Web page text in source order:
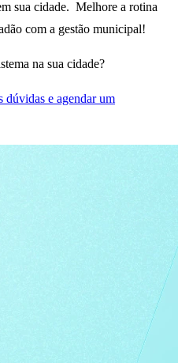
sua cidade. Melhore a rotina
com a gestão municipal!
na sua cidade?
dúvidas e agendar um